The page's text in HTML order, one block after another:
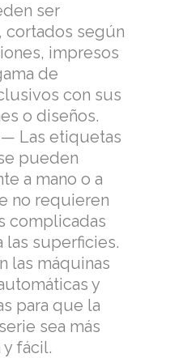
ser
cortados según
impresos
de
con sus
o diseños.
Las etiquetas
pueden
a mano o a
no requieren
complicadas
las superficies.
las máquinas
y
para que la
sea más
fácil.